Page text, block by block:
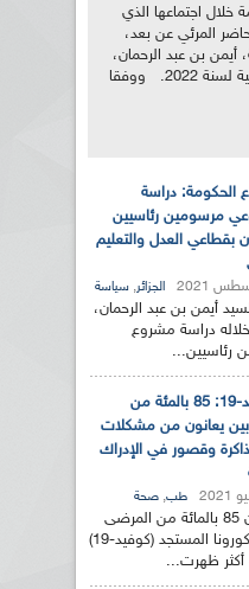
اجتماعها الذي
المرئي عن بعد،
أيمن بن عبد الرحمان،
المشروع التمهيدي لقانون المالية لسنة 2022. ووفقا
الحكومة: دراسة
مرسومين رئاسيين
بقطاعي العدل والتعليم
الجزائر, سياسة
أيمن بن عبد الرحمان،
خلاله دراسة مشروع
رئاسيين...
كوفيد-19: 85 بالمئة من
يعانون من مشكلات
وقصور في الإدراك
طب, صحة
توصل فريق طبي بريطاني إلى أن 85 بالمائة من المرضى
الذين عانوا من الإصابة بفيروس كورونا المستجد (كوفيد-19)